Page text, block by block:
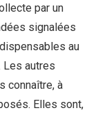
par un
signalées
au
autres
connaître, à
Elles sont,